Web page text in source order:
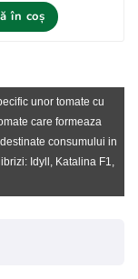
în coș
unor tomate cu
care formeaza
consumului in
Idyll, Katalina F1,